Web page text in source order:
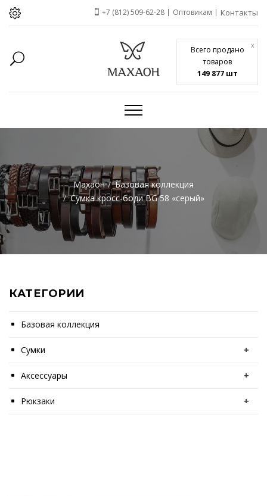
Всего продано
товаров
149 877 шт
x
+7 (812) 509-62-28 Оптовикам Контакты
Махаон
Базовая коллекция
Сумка кросс-боди BG 58 «серый»
КАТЕГОРИИ
Базовая коллекция
Сумки +
Аксессуары +
Рюкзаки +